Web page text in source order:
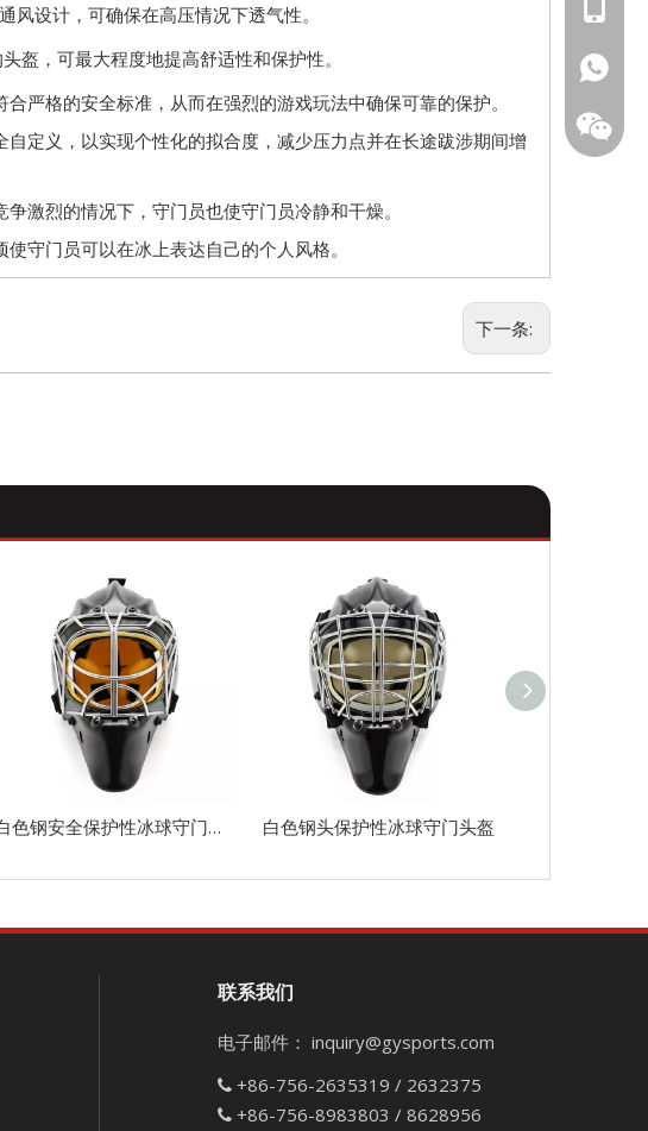
设计，可确保在高压情况下透气性。
盔，可最大程度地提高舒适性和保护性。
严格的安全标准，从而在强烈的游戏玩法中确保可靠的保护。
定义，以实现个性化的拟合度，减少压力点并在长途跋涉期间增
激烈的情况下，守门员也使守门员冷静和干燥。
守门员可以在冰上表达自己的个人风格。
下一条:
白色钢安全保护性冰球守门头盔 白色钢头保护性冰球守门头盔
联系我们
电子邮件： inquiry@gysports.com
 +86-756-2635319 / 2632375
 +86-756-8983803 / 8628956
+1